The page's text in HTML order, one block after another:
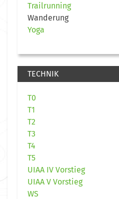
Trailrunning
Wanderung
Yoga
TECHNIK
T0
T1
T2
T3
T4
T5
UIAA IV Vorstieg
UIAA V Vorstieg
WS